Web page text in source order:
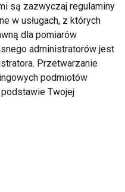
informacji
podany adres e-mail
w Polityce
są zazwyczaj regulaminy
w usługach, z których
dla pomiarów
administratorów jest
Przetwarzanie
podmiotów
Twojej